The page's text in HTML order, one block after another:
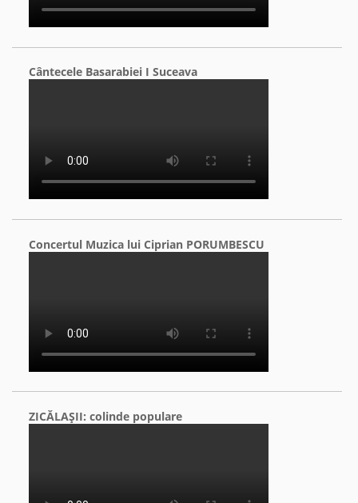
Cântecele Basarabiei I Suceava
Concertul Muzica lui Ciprian PORUMBESCU
ZICĂLAŞII: colinde populare